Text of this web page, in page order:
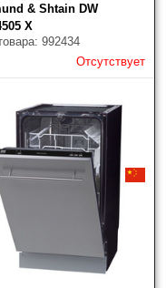
продукции мы
по Москве,
& Shtain DW
X
992434
Отсутствует